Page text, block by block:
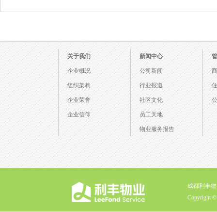
关于我们
企业概况
组织架构
企业荣誉
企业信仰
新闻中心
公司新闻
行业报道
社区文化
员工天地
物业服务报告
成都利丰
Copyright